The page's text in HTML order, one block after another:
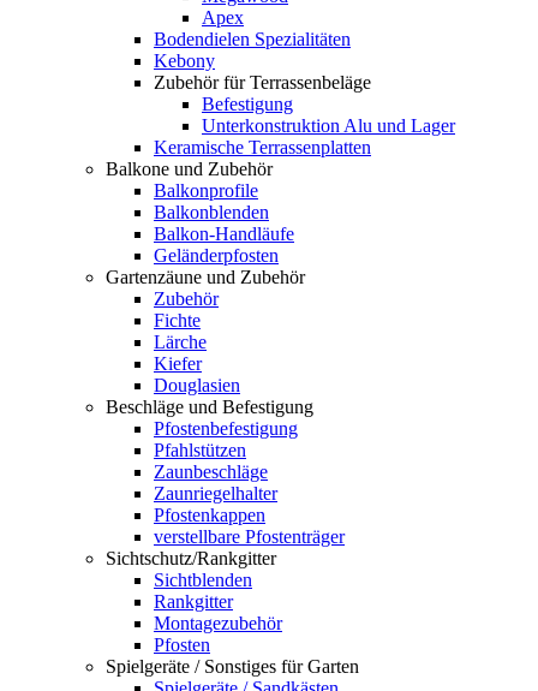
Apex
Bodendielen Spezialitäten
Kebony
Zubehör für Terrassenbeläge
Befestigung
Unterkonstruktion Alu und Lager
Keramische Terrassenplatten
Balkone und Zubehör
Balkonprofile
Balkonblenden
Balkon-Handläufe
Geländerpfosten
Gartenzäune und Zubehör
Zubehör
Fichte
Lärche
Kiefer
Douglasien
Beschläge und Befestigung
Pfostenbefestigung
Pfahlstützen
Zaunbeschläge
Zaunriegelhalter
Pfostenkappen
verstellbare Pfostenträger
Sichtschutz/Rankgitter
Sichtblenden
Rankgitter
Montagezubehör
Pfosten
Spielgeräte / Sonstiges für Garten